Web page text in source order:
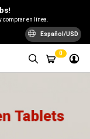
comprar en línea.
Español/USD
0